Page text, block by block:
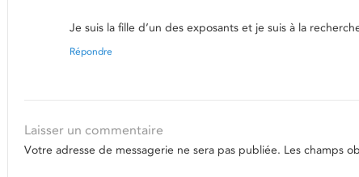
Je suis la fille d’un des exposants et je suis à la
Répondre
Laisser un commentaire
Votre adresse de messagerie ne sera pas publiée. Les champs